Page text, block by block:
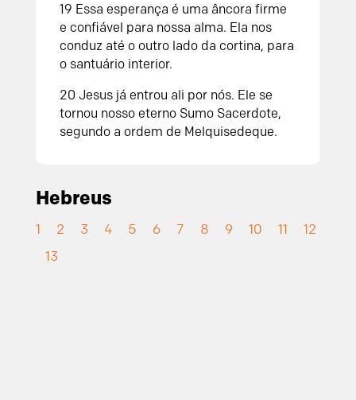
19 Essa esperança é uma âncora firme
e confiável para nossa alma. Ela nos
conduz até o outro lado da cortina, para
o santuário interior.
20 Jesus já entrou ali por nós. Ele se
tornou nosso eterno Sumo Sacerdote,
segundo a ordem de Melquisedeque.
Hebreus
1 2 3 4 5 6 7 8 9 10 11
12
13